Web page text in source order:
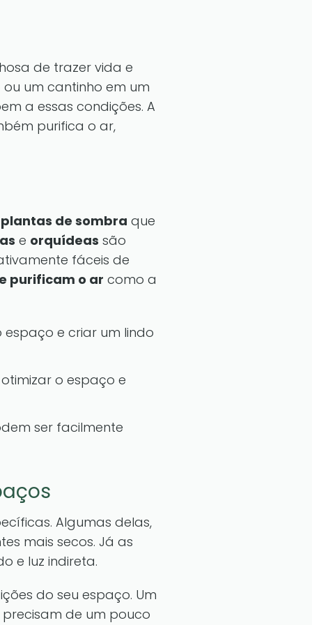
de trazer vida e
um cantinho em um
a essas condições. A
purifica o ar,
plantas de sombra que
e orquídeas são
fáceis de
purificam o ar como a
e criar um lindo
o espaço e
ser facilmente
Algumas delas,
mais secos. Já as
e luz indireta.
do seu espaço. Um
de um pouco